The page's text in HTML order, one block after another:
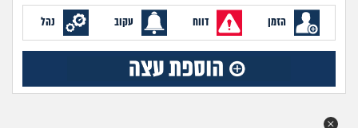
בית, שכנים ושותפים
מה שעובר עליי
הזמן דווח עקוב נהל